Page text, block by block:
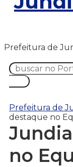
Prefeitura de
Prefeitura de
destaque no
no